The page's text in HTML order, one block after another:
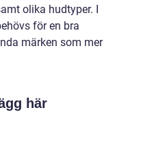
olika hudtyper. I
för en bra
märken som mer
här